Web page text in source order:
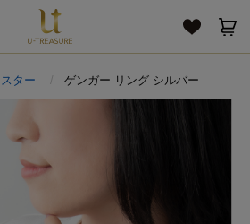
ター ゲンガー リング シルバー